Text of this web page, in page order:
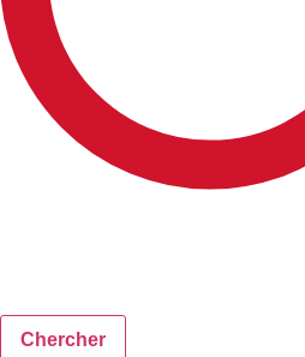
Chercher